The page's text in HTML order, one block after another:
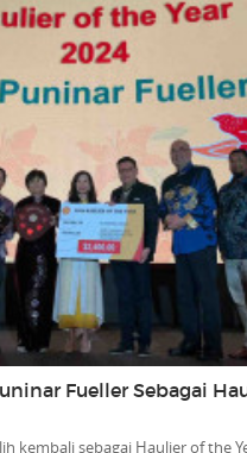
Fueller Sebagai
kembali sebagai Haulier of the